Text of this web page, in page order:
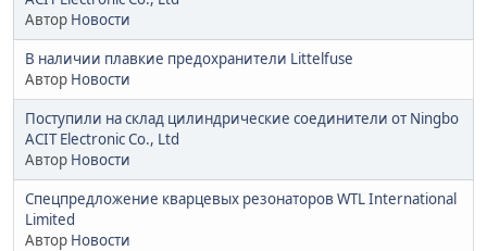
Автор Новости
В наличии плавкие предохранители Littelfuse
Автор Новости
Поступили на склад цилиндрические соединители от Ningbo
ACIT Electronic Co., Ltd
Автор Новости
Спецпредложение кварцевых резонаторов WTL International
Limited
Автор Новости